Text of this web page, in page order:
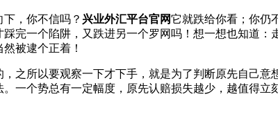
，你不信吗？ 兴业外汇平台官网它就跌给你看；你仍
完一个陷阱，又跌进另一个罗网吗！想一想也知道
被逮个正着！
之所以要观察一下才下手，就是为了判断原先自己
一个势总有一定幅度，原先认赔损失越少，越值得